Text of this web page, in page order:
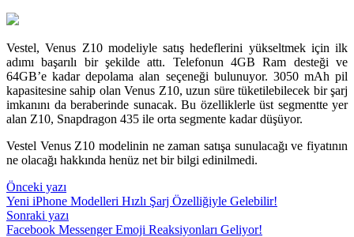
Vestel, Venus Z10 modeliyle satış hedeflerini yükseltmek için ilk
adımı başarılı bir şekilde attı. Telefonun 4GB Ram desteği ve
64GB’e kadar depolama alan seçeneği bulunuyor. 3050 mAh pil
kapasitesine sahip olan Venus Z10, uzun süre tüketilebilecek bir şarj
imkanını da beraberinde sunacak. Bu özelliklerle üst segmentte yer
alan Z10, Snapdragon 435 ile orta segmente kadar düşüyor.
Vestel Venus Z10 modelinin ne zaman satışa sunulacağı ve fiyatının
ne olacağı hakkında henüz net bir bilgi edinilmedi.
Yazı
gezinmesi
Önceki yazı
Yeni iPhone Modelleri Hızlı Şarj Özelliğiyle Gelebilir!
Sonraki yazı
Facebook Messenger Emoji Reaksiyonları Geliyor!